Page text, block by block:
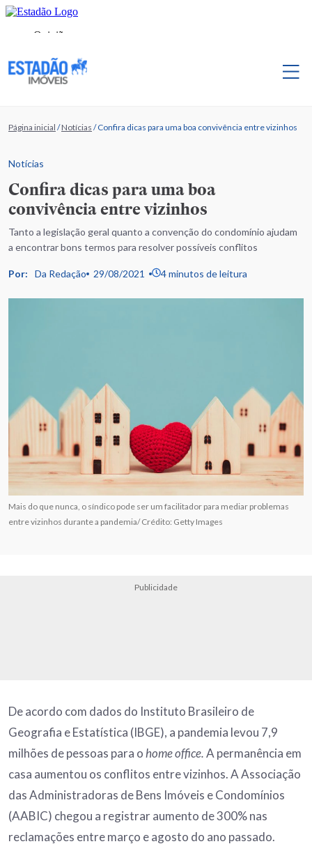
Página inicial /Notícias /Confira dicas para uma boa convivência entre vizinhos
Notícias
Confira dicas para uma boa
convivência entre vizinhos
Tanto a legislação geral quanto a convenção do condomínio ajudam
a encontrar bons termos para resolver possíveis conflitos
Por: Da Redação 29/08/2021 4 minutos de leitura
Mais do que nunca, o síndico pode ser um facilitador para mediar problemas
entre vizinhos durante a pandemia/ Crédito: Getty Images
Publicidade
De acordo com dados do Instituto Brasileiro de
Geografia e Estatística (IBGE), a pandemia levou 7,9
milhões de pessoas para ohome office.A permanência em
casa aumentou os conflitos entre vizinhos. A Associação
das Administradoras de Bens Imóveis e Condomínios
(AABIC) chegou a registrar aumento de 300% nas
reclamações entre março e agosto do ano passado.